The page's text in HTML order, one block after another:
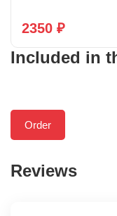
2350 ₽
Included in
Order
Reviews